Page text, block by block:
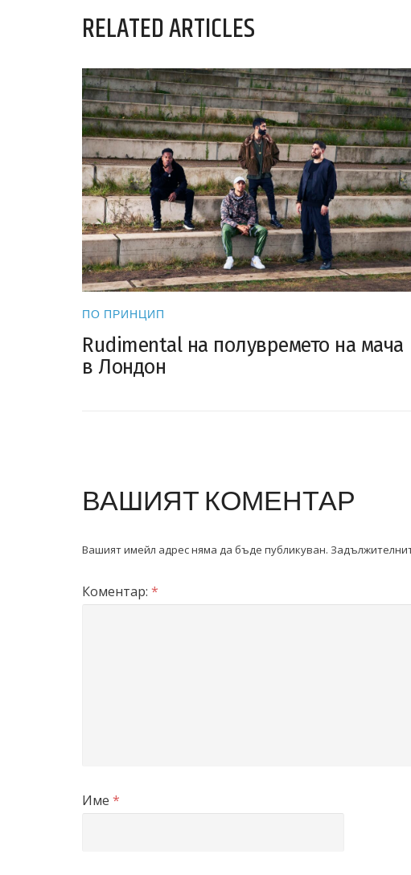
RELATED ARTICLES
ПО ПРИНЦИП
Rudimental на полувремето на мача
в Лондон
ВАШИЯТ КОМЕНТАР
Вашият имейл адрес няма да бъде публикуван.
Коментар: *
Име *